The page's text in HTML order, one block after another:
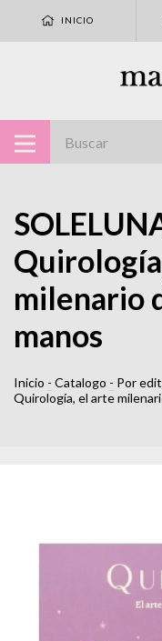
INICIO
milenario
manos
Inicio - Catalogo - Por
Quirología, el arte